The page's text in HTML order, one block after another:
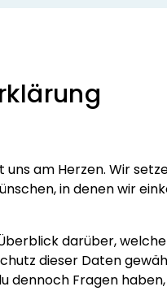
am Herzen. Wir
in denen wir
darüber,
dieser Daten
Fragen